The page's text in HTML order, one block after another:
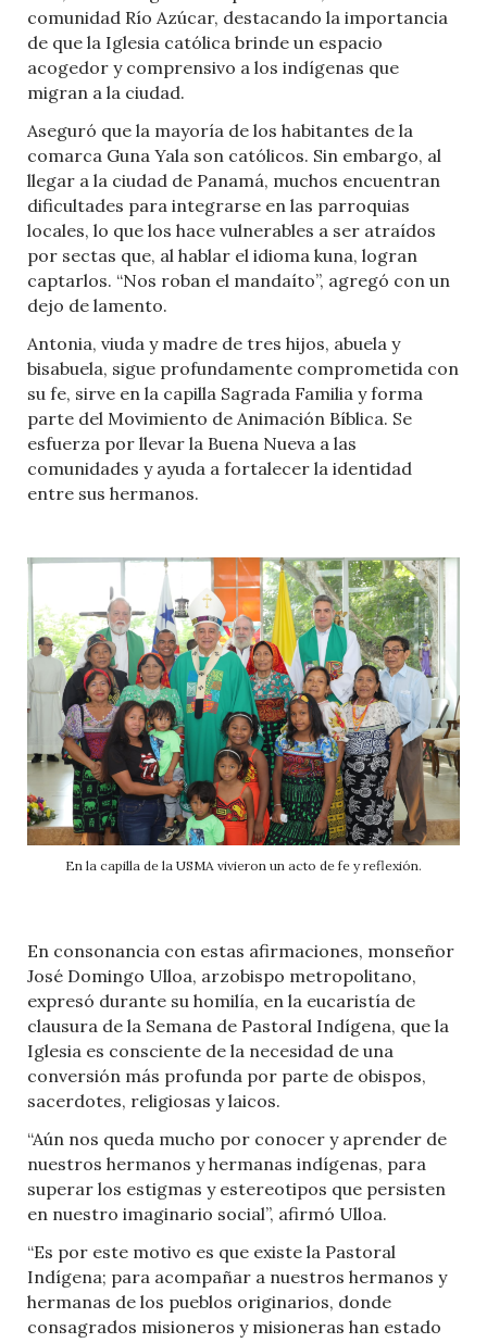
comunidad Río Azúcar, destacando la importancia
de que la Iglesia católica brinde un espacio
acogedor y comprensivo a los indígenas que
migran a la ciudad.
Aseguró que la mayoría de los habitantes de la
comarca Guna Yala son católicos. Sin embargo, al
llegar a la ciudad de Panamá, muchos encuentran
dificultades para integrarse en las parroquias
locales, lo que los hace vulnerables a ser atraídos
por sectas que, al hablar el idioma kuna, logran
captarlos. “Nos roban el mandaíto”, agregó con un
dejo de lamento.
Antonia, viuda y madre de tres hijos, abuela y
bisabuela, sigue profundamente comprometida con
su fe, sirve en la capilla Sagrada Familia y forma
parte del Movimiento de Animación Bíblica. Se
esfuerza por llevar la Buena Nueva a las
comunidades y ayuda a fortalecer la identidad
entre sus hermanos.
En la capilla de la USMA vivieron un acto de fe y reflexión.
En consonancia con estas afirmaciones, monseñor
José Domingo Ulloa, arzobispo metropolitano,
expresó durante su homilía, en la eucaristía de
clausura de la Semana de Pastoral Indígena, que la
Iglesia es consciente de la necesidad de una
conversión más profunda por parte de obispos,
sacerdotes, religiosas y laicos.
“Aún nos queda mucho por conocer y aprender de
nuestros hermanos y hermanas indígenas, para
superar los estigmas y estereotipos que persisten
en nuestro imaginario social”, afirmó Ulloa.
“Es por este motivo es que existe la Pastoral
Indígena; para acompañar a nuestros hermanos y
hermanas de los pueblos originarios, donde
consagrados misioneros y misioneras han estado